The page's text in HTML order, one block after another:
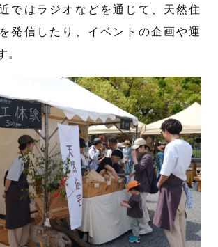
ではラジオなどを通じて、天然住
発信したり、イベントの企画や運
。